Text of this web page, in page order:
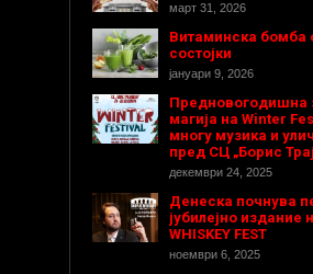
март 31, 2026
Витаминска бомба
состојки
јануари 9, 2026
Предновогодишнa
магија на Winter
многу музика и
пред СЦ „Борис
декември 24, 2025
Денеска почнува
јубилејно издание
WHISKEY FEST
ноември 6, 2025